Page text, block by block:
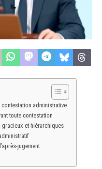
administrative
toute contestation
et hiérarchiques
jugement